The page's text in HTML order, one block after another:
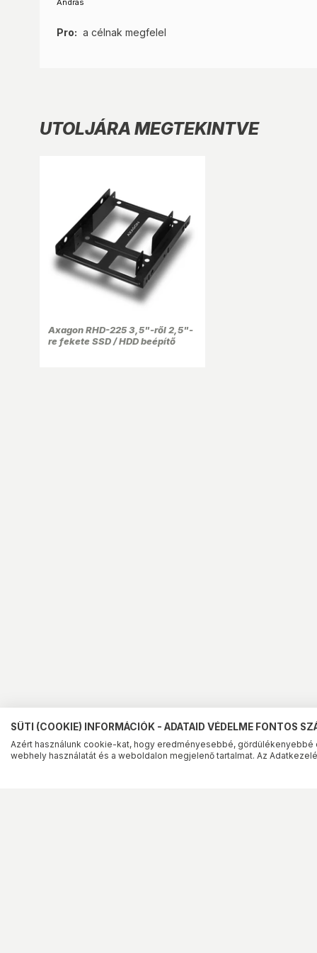
Pro: a célnak megfelel
UTOLJÁRA MEGTEKINTVE
Axagon RHD-225 3,5"-ről 2,5"-
re fekete SSD / HDD beépítő
SÜTI (COOKIE) INFORMÁCIÓK - ADATAID VÉDELME FONTOS
Azért használunk cookie-kat, hogy eredményesebbé,
webhely használatát és a weboldalon megjelenő tartalmat. Az